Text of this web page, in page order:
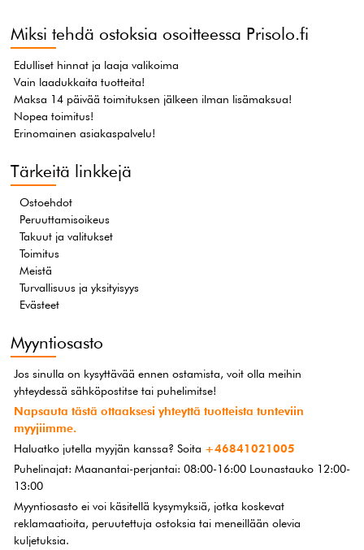
Miksi tehdä ostoksia osoitteessa Prisolo.fi
Edulliset hinnat ja laaja valikoima
Vain laadukkaita tuotteita!
Maksa 14 päivää toimituksen jälkeen ilman lisämaksua!
Nopea toimitus!
Erinomainen asiakaspalvelu!
Tärkeitä linkkejä
Ostoehdot
Peruuttamisoikeus
Takuut ja valitukset
Toimitus
Meistä
Turvallisuus ja yksityisyys
Evästeet
Myyntiosasto
Jos sinulla on kysyttävää ennen ostamista, voit olla meihin
yhteydessä sähköpostitse tai puhelimitse!
Napsauta tästä ottaaksesi yhteyttä tuotteista tunteviin
myyjiimme.
Haluatko jutella myyjän kanssa? Soita +46841021005
Puhelinajat: Maanantai-perjantai: 08:00-16:00 Lounastauko 12:00-
13:00
Myyntiosasto ei voi käsitellä kysymyksiä, jotka koskevat
reklamaatioita, peruutettuja ostoksia tai meneillään olevia
kuljetuksia.